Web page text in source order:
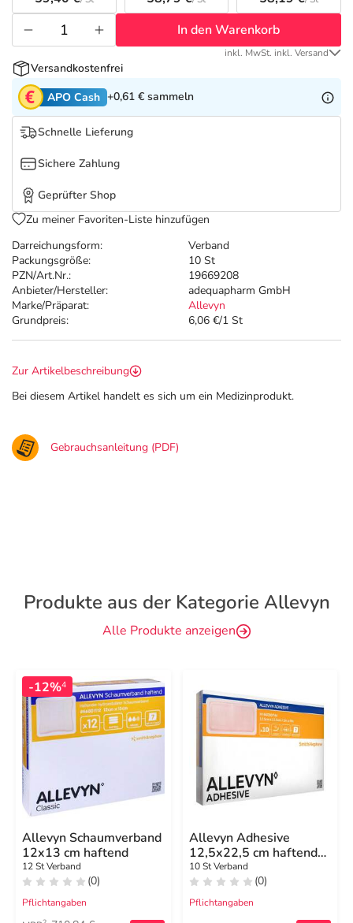
Tierapotheke
Vitamine & Mineralstoffe
Marken
Salus Deals
Darreichungsform:
Verband
Packungsgröße:
10 St
PZN/Art.Nr.:
19669208
Anbieter/Hersteller:
adequapharm GmbH
Marke/Präparat:
Allevyn
Grundpreis:
6,06 €/1 St
In den Warenkorb
inkl. MwSt. inkl. Versand
Versandkostenfrei
APO Cash +0,61 € sammeln
Schnelle Lieferung
Sichere Zahlung
Geprüfter Shop
Zu meiner Favoriten-Liste hinzufügen
Zur Artikelbeschreibung
Bei diesem Artikel handelt es sich um ein Medizinprodukt.
Gebrauchsanleitung (PDF)
Produkte aus der Kategorie Allevyn
Alle Produkte anzeigen
-12%4
Allevyn Schaumverband
12x13 cm haftend
12 St Verband
(0)
Pflichtangaben
Allevyn Adhesive
12,5x22,5 cm haftende
Wundauflage
10 St Verband
(0)
Pflichtangaben